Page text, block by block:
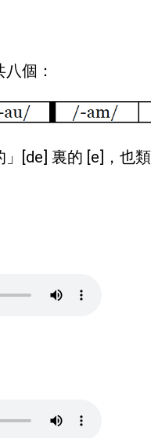
個：
[de] 裏的 [e]，也